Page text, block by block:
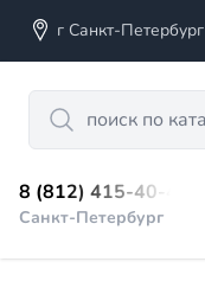
г Санкт-Петербург
Search
8 (812) 415-40-45
Санкт-Петербург